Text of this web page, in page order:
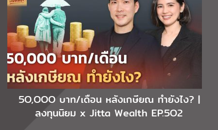
5O,OOO บาท/เดือน หลังเกษียณ ทำยังไง? |
ลงทุนนิยม x Jitta Wealth EP.5O2